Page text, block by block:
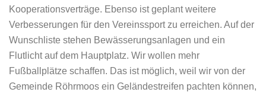
Kooperationsverträge. Ebenso ist geplant weitere
Verbesserungen für den Vereinssport zu erreichen. Auf der
Wunschliste stehen Bewässerungsanlagen und ein
Flutlicht auf dem Hauptplatz. Wir wollen mehr
Fußballplätze schaffen. Das ist möglich, weil wir von der
Gemeinde Röhrmoos ein Geländestreifen pachten können,